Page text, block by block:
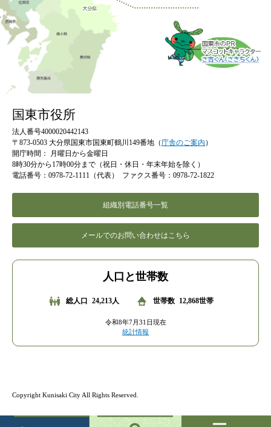
国東市役所
法人番号4000020442143
〒873-0503 大分県国東市国東町鶴川149番地（庁舎のご案内 ）
開庁時間：
月曜日から金曜日
8時30分から17時00分まで（祝日・休日・年末年始を除く）
電話番号：0978-72-1111（代表）
ファクス番号：0978-72-1822
組織別電話番号一覧
メールでのお問い合わせはこちら
人口と世帯数
総人口 24,213人 世帯数 12,868世帯
令和8年7月31日現在
統計情報
Copyright Kunisaki City All Rights Reserved.